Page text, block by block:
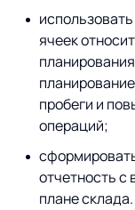
ячеек
пробеги и
операций;
отчетность с
плане склада.